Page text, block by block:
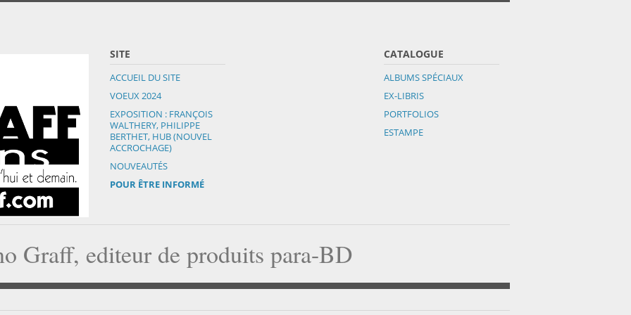
SITE
ACCUEIL DU SITE
VOEUX 2024
EXPOSITION : FRANÇOIS
WALTHERY, PHILIPPE
BERTHET, HUB (NOUVEL
ACCROCHAGE)
NOUVEAUTÉS
POUR ÊTRE INFORMÉ
CATALOGUE
ALBUMS SPÉCIAUX
EX-LIBRIS
PORTFOLIOS
ESTAMPE
Graff, editeur de produits para-BD